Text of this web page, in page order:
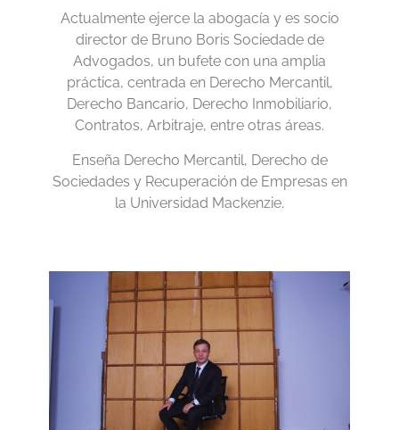
Actualmente ejerce la abogacía y es socio
director de Bruno Boris Sociedade de
Advogados, un bufete con una amplia
práctica, centrada en Derecho Mercantil,
Derecho Bancario, Derecho Inmobiliario,
Contratos, Arbitraje, entre otras áreas.
Enseña Derecho Mercantil, Derecho de
Sociedades y Recuperación de Empresas en
la Universidad Mackenzie.